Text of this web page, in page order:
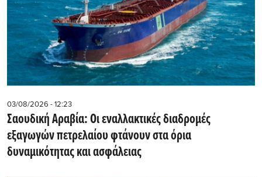
03/08/2026 - 12:23
Σαουδική Αραβία: Οι εναλλακτικές διαδρομές
εξαγωγών πετρελαίου φτάνουν στα όρια
δυναμικότητας και ασφάλειας